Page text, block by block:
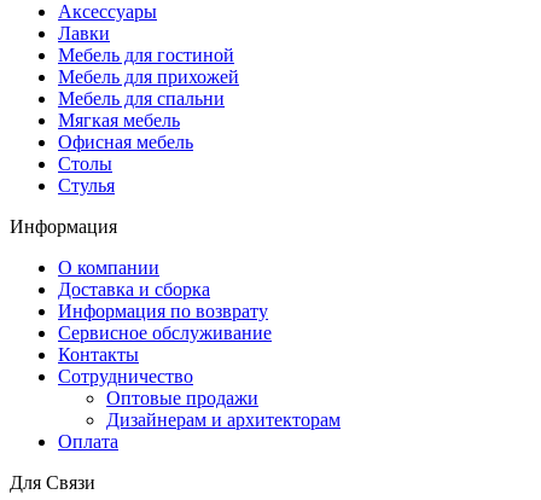
Аксессуары
Лавки
Мебель для гостиной
Мебель для прихожей
Мебель для спальни
Мягкая мебель
Офисная мебель
Столы
Стулья
Информация
О компании
Доставка и сборка
Информация по возврату
Сервисное обслуживание
Контакты
Сотрудничество
Оптовые продажи
Дизайнерам и архитекторам
Оплата
Для Связи